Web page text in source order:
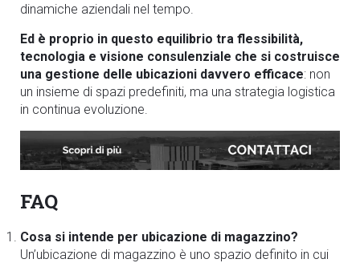
dinamiche aziendali nel tempo.
Ed è proprio in questo equilibrio tra flessibilità,
tecnologia e visione consulenziale che si costruisce
una gestione delle ubicazioni davvero efficace: non
un insieme di spazi predefiniti, ma una strategia logistica
in continua evoluzione.
FAQ
Cosa si intende per ubicazione di magazzino?
Un’ubicazione di magazzino è uno spazio definito in cui